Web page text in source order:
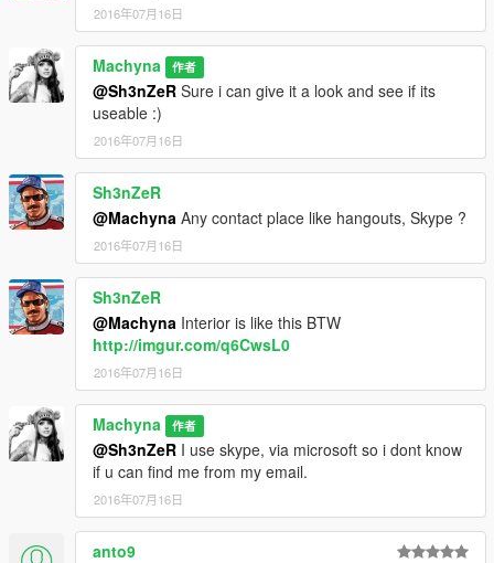
2016年07月16日
Machyna 作者
@Sh3nZeR Sure i can give it a look and see if its
useable :)
2016年07月16日
Sh3nZeR
@Machyna Any contact place like hangouts, Skype ?
2016年07月16日
Sh3nZeR
@Machyna Interior is like this BTW
http://imgur.com/q6CwsL0
2016年07月16日
Machyna 作者
@Sh3nZeR I use skype, via microsoft so i dont know
if u can find me from my email.
2016年07月16日
anto9